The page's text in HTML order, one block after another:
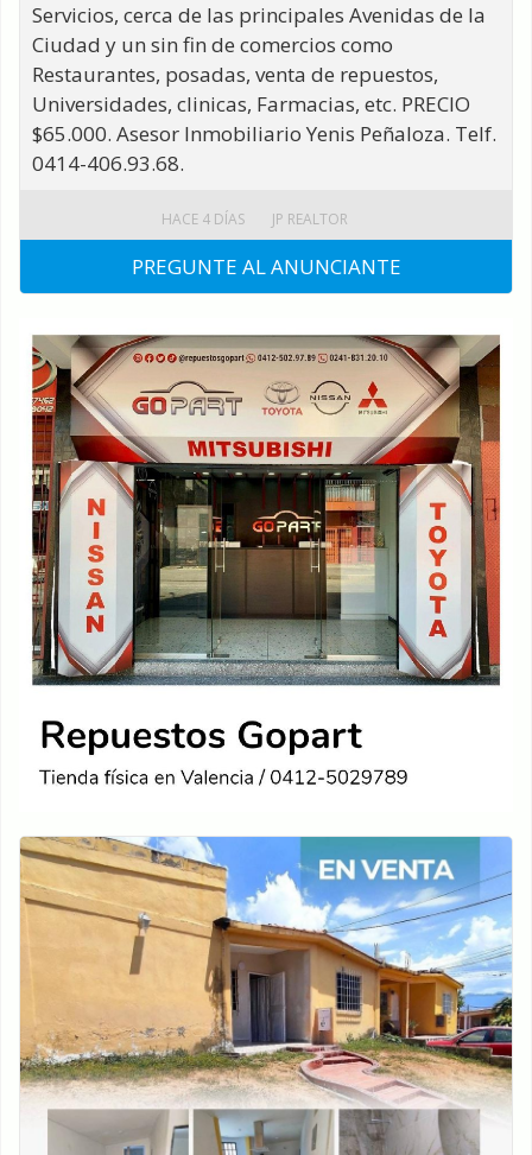
Servicios, cerca de las principales Avenidas de la
Ciudad y un sin fin de comercios como
Restaurantes, posadas, venta de repuestos,
Universidades, clinicas, Farmacias, etc. PRECIO
$65.000. Asesor Inmobiliario Yenis Peñaloza. Telf.
0414-406.93.68.
PREGUNTE AL ANUNCIANTE
HACE 4 DÍAS JP REALTOR